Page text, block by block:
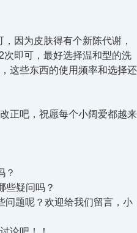
因为皮肤得有个新陈代谢，
次即可，最好选择温和型的洗
这些东西的使用频率和选择还
正吧，祝愿每个小阔爱都越来
？
些疑问吗？
问题呢？欢迎给我们留言，小